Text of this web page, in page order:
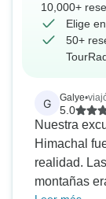
10,000+
Elige
50+
G Galye•
5.0
Nuestra
Himachal
realidad.
montañas